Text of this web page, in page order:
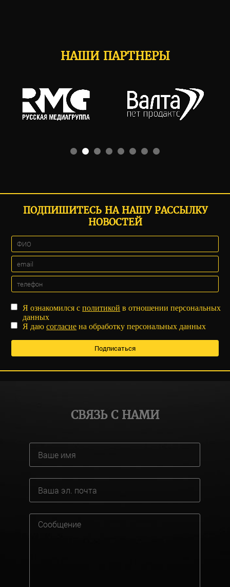
НАШИ ПАРТНЕРЫ
ПОДПИШИТЕСЬ НА НАШУ РАССЫЛКУ
НОВОСТЕЙ
Я ознакомился сполитикой в отношении персональных
данных
Я даюсогласие на обработку персональных данных
СВЯЗЬ С НАМИ